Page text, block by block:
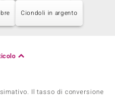
Ciondoli in argento
Il tasso di conversione